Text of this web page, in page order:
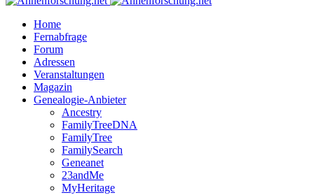
Home
Fernabfrage
Forum
Adressen
Veranstaltungen
Magazin
Genealogie-Anbieter
Ancestry
FamilyTreeDNA
FamilyTree
FamilySearch
Geneanet
23andMe
MyHeritage